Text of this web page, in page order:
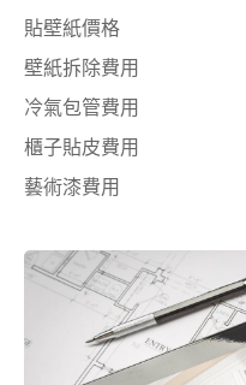
貼壁紙價格
壁紙拆除費用
冷氣包管費用
櫃子貼皮費用
藝術漆費用